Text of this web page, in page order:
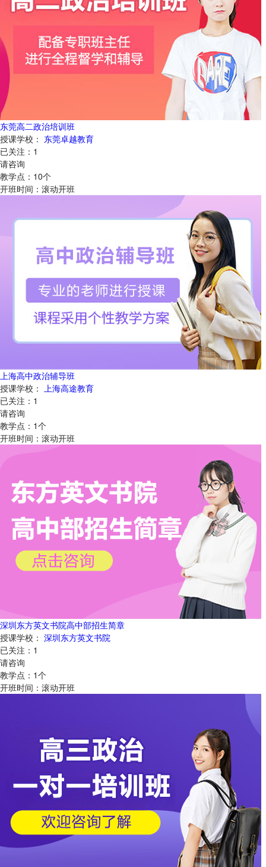
东莞高二政治培训班
授课学校： 东莞卓越教育
已关注： 1
请咨询
教学点： 10个
开班时间： 滚动开班
上海高中政治辅导班
授课学校：
上海高途教育
已关注： 1
请咨询
教学点： 1个
开班时间： 滚动开班
深圳东方英文书院高中部招生简章
授课学校： 深圳东方英文书院
已关注： 1
请咨询
教学点： 1个
开班时间： 滚动开班